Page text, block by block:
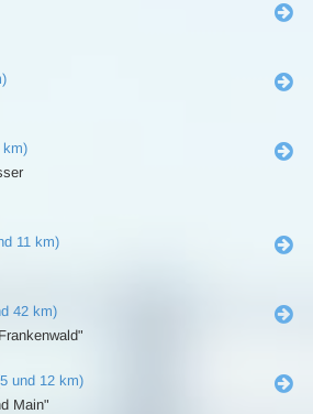
km)
11 km)
42 km)
und 12 km)
Main"